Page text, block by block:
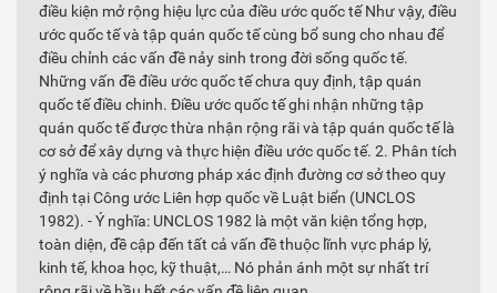
điều kiện mở rộng hiệu lực của điều ước quốc tế Như vậy, điều
ước quốc tế và tập quán quốc tế cùng bổ sung cho nhau để
điều chỉnh các vấn đề nảy sinh trong đời sống quốc tế.
Những vấn đề điều ước quốc tế chưa quy định, tập quán
quốc tế điều chinh. Điều ước quốc tế ghi nhận những tập
quán quốc tế được thừa nhận rộng rãi và tập quán quốc tế là
cơ sở để xây dựng và thực hiện điều ước quốc tế. 2. Phân tích
ý nghĩa và các phương pháp xác định đường cơ sở theo quy
định tại Công ước Liên hợp quốc về Luật biển (UNCLOS
1982). - Ý nghĩa: UNCLOS 1982 là một văn kiện tổng hợp,
toàn diện, đề cập đến tất cả vấn đề thuộc lĩnh vực pháp lý,
kinh tế, khoa học, kỹ thuật,… Nó phản ánh một sự nhất trí